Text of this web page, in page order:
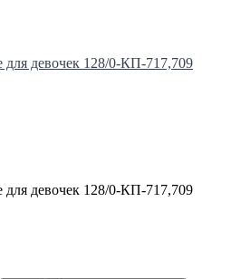
девочек 128/0-КП-717,709
девочек 128/0-КП-717,709